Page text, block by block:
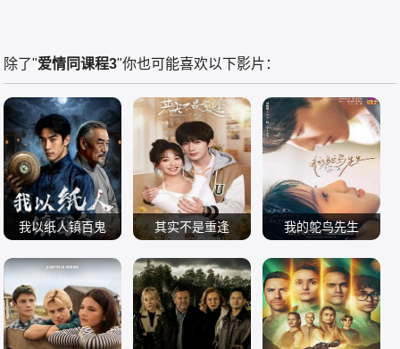
除了"爱情同课程3"你也可能喜欢以下影片：
我以纸人镇百鬼
电视剧 国产剧
2026
其实不是重逢
儿 刘思维 吴添豪
王欣政 金子璇 黄圣
依
电视剧 国产剧
2026
我的鸵鸟先生
常铖 方晓东 王若衫
胡晓龙 苏晓彤 董璇
许淇杰 贾笑涵 陈冠
电视剧 国产剧
2026